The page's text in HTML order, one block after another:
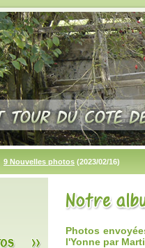
9 Nouvelles photos (2023/02/16)
Photos
l'Yonne par